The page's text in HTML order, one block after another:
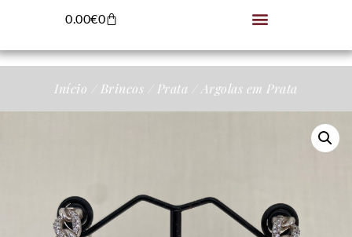
0.00€0
Início Brincos Prata / Argolas em Prata